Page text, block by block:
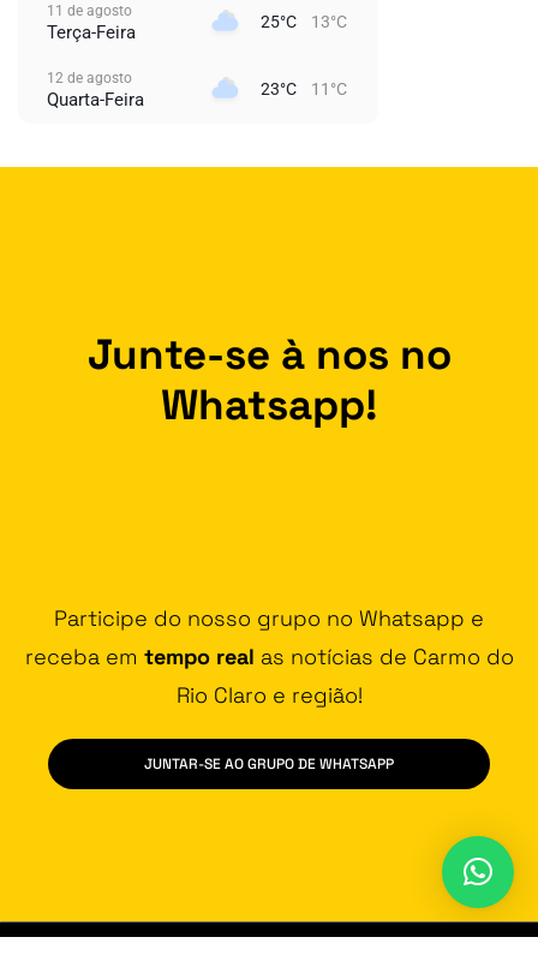
11 de agosto
Terça-Feira 25°C 13°C
12 de agosto
Quarta-Feira 23°C 11°C
Junte-se à nos no
Whatsapp!
Participe do nosso grupo no Whatsapp e
receba em tempo real as notícias de Carmo do
Rio Claro e região!
JUNTAR-SE AO GRUPO DE WHATSAPP